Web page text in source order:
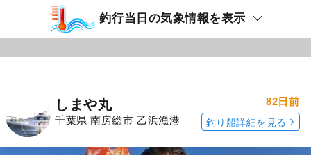
釣行当日の気象情報を表示
しまや丸
千葉県 南房総市 乙浜漁港
82日前
釣り船詳細を見る